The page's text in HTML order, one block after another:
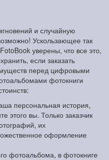
и случайную
Ускользающее так
уверены, что все это,
если заказать
перед цифровыми
фотокниги
персональная история,
этого вы. Только заказчик
их
оформление
фотоальбома, в фотокниге